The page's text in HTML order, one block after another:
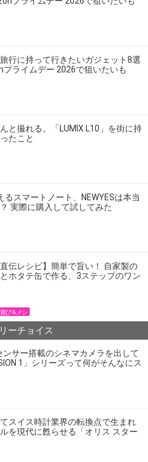
行に持って行きたいガジェット8選
プライムデー 2026で狙いたいも
と撮れる。「LUMIX L10」を街に持
たこと
るスマートノート、NEWYESは本当
実際に購入して試してみた
直伝レシピ】簡単で旨い！ 自家製の
ホタテ缶で作る、3ステップのワン
び＆メシ
ーチョイス
ンサー搭載のシネマカメラを出して
1」シリーズって何がそんなにス
スイス時計業界の転換点で生まれ
を現代に甦らせる「オリス スター